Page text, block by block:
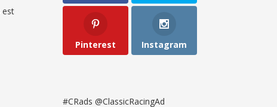
est
Pinterest Instagram
#CRads @ClassicRacingAd